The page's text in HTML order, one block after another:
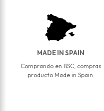
MADE IN SPAIN
Comprando en BSC, compras
producto Made in Spain.